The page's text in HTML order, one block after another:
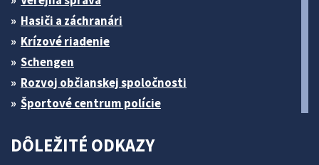
Hasiči a záchranári
Krízové riadenie
Schengen
Rozvoj občianskej spoločnosti
Športové centrum polície
DÔLEŽITÉ ODKAZY